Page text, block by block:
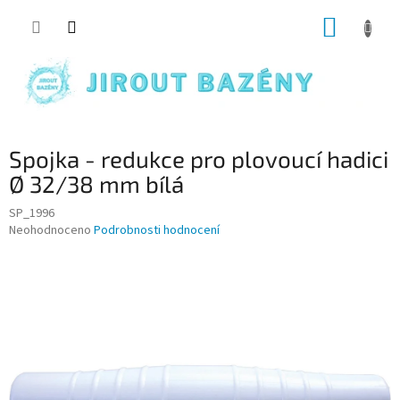
Spojka - redukce pro plovoucí hadici
Ø 32/38 mm bílá
SP_1996
Průměrné hodnocení produktu je 0,0 z 5 hvězdiček.
Neohodnoceno Podrobnosti hodnocení